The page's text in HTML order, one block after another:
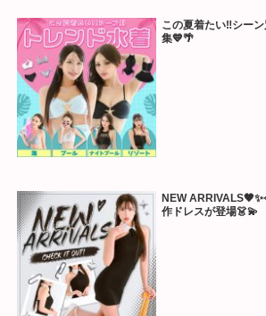
この夏着たい‼️シー
集💙🌴
NEW
作ドレスが登場👗💫